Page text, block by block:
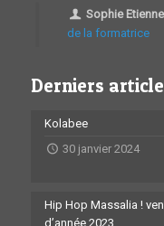
Sophie Etienne
de la formatrice
Derniers
Kolabee
30 janvier 2024
Hip Hop Massalia !
d’année 2023